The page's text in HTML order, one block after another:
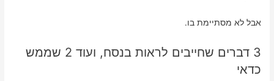
אבל לא מסתיימת בו.
3 דברים שחייבים לראות בנסח, ועוד 2 שממש
כדאי